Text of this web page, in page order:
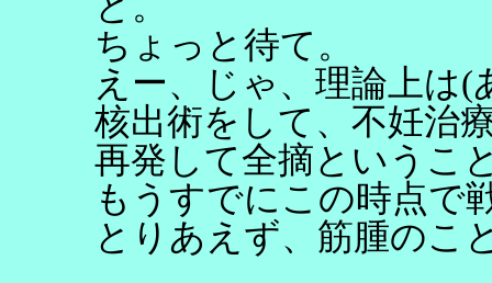
ちょっと待て。
えー、じゃ、理論上は
核出術をして、不妊治
再発して全摘というこ
もうすでにこの時点で
とりあえず、筋腫のこ